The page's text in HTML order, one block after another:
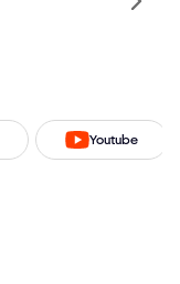
Youtube